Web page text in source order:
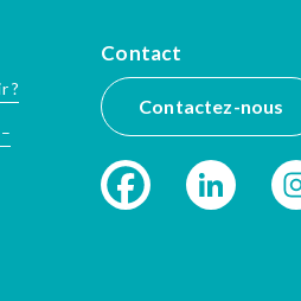
?
Contact
Contactez-nous